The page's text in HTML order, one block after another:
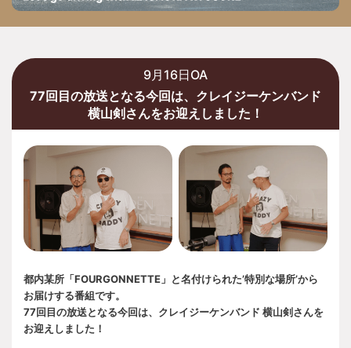
9月16日OA
77回目の放送となる今回は、クレイジーケンバンド
横山剣さんをお迎えしました！
都内某所「FOURGONNETTE」と名付けられた’特別な場所’から
お届けする番組です。
77回目の放送となる今回は、クレイジーケンバンド 横山剣さんを
お迎えしました！